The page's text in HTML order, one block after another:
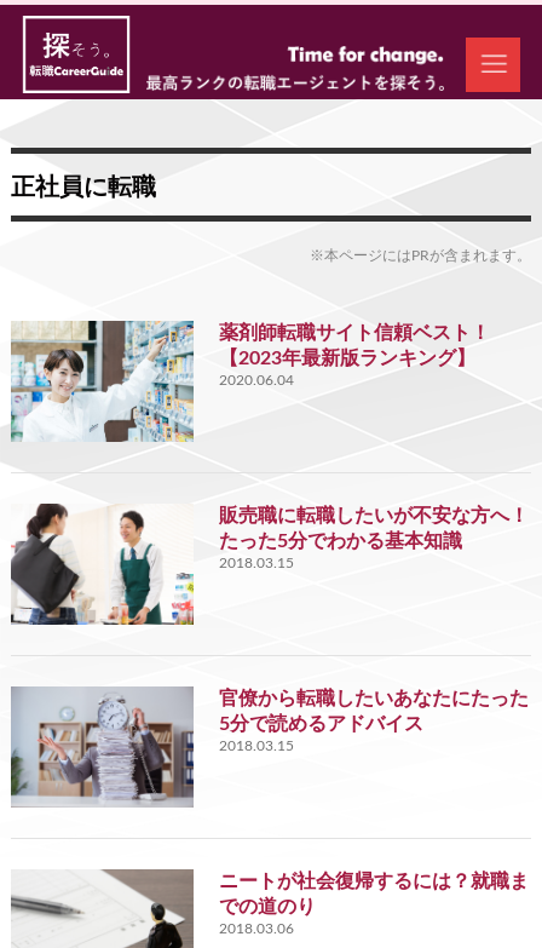
正社員に転職
※本ページにはPRが含まれます。
薬剤師転職サイト信頼ベスト！
【2023年最新版ランキング】
2020.06.04
販売職に転職したいが不安な方へ！
たった5分でわかる基本知識
2018.03.15
官僚から転職したいあなたにたった
5分で読めるアドバイス
2018.03.15
ニートが社会復帰するには？就職ま
での道のり
2018.03.06